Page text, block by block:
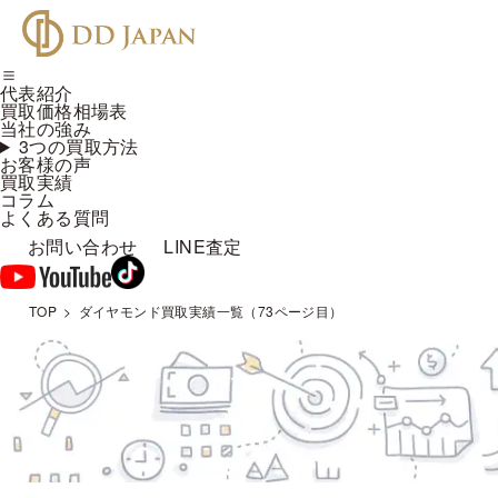
代表紹介
買取価格相場表
当社の強み
3つの買取方法
お客様の声
買取実績
コラム
よくある質問
お問い合わせ
LINE査定
TOP ダイヤモンド買取実績一覧（73ページ目）